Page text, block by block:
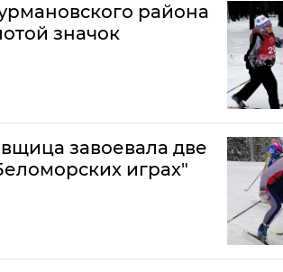
района
значок
завоевала две
играх"